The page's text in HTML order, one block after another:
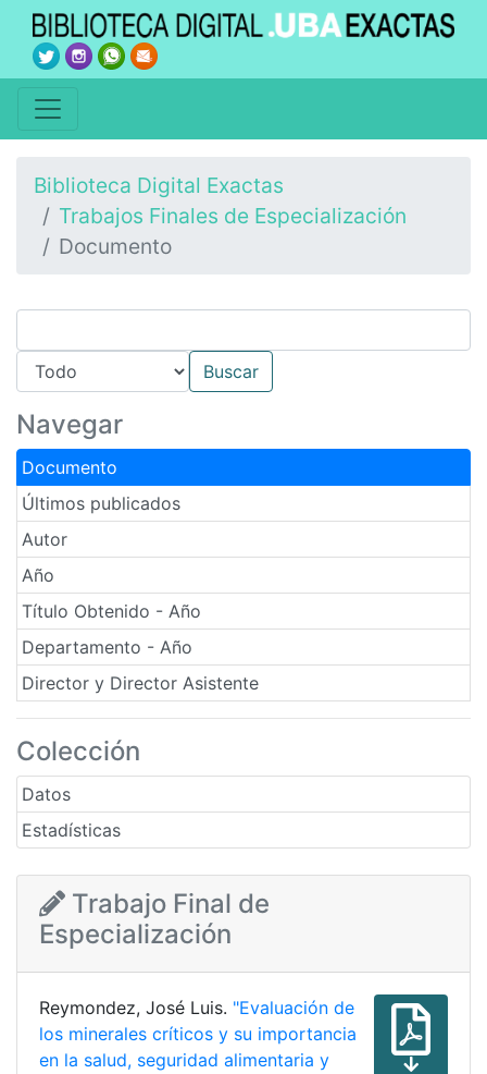
Biblioteca Digital Exactas
Trabajos Finales de Especialización
Documento
Navegar
Documento
Últimos publicados
Autor
Año
Título Obtenido - Año
Departamento - Año
Director y Director Asistente
Colección
Datos
Estadísticas
Trabajo Final de
Especialización
Reymondez, José Luis. "Evaluación de
los minerales críticos y su importancia
en la salud, seguridad alimentaria y